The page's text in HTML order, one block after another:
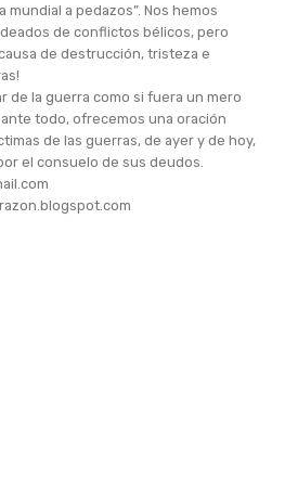
a pedazos”. Nos hemos
de conflictos bélicos, pero
de destrucción, tristeza e
de la guerra como si fuera un mero
todo, ofrecemos una oración
de las guerras, de ayer y de hoy,
el consuelo de sus deudos.